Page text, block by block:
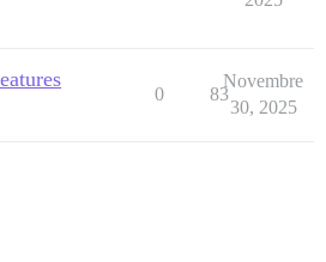
0 83
Novembre
30, 2025